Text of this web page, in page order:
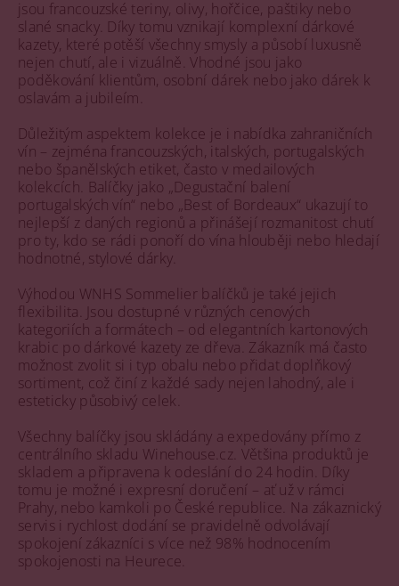
jsou francouzské teriny, olivy, hořčice, paštiky nebo
slané snacky. Díky tomu vznikají komplexní dárkové
kazety, které potěší všechny smysly a působí luxusně
nejen chutí, ale i vizuálně. Vhodné jsou jako
poděkování klientům, osobní dárek nebo jako dárek k
oslavám a jubileím.
Důležitým aspektem kolekce je i nabídka zahraničních
vín – zejména francouzských, italských, portugalských
nebo španělských etiket, často v medailových
kolekcích. Balíčky jako „Degustační balení
portugalských vín“ nebo „Best of Bordeaux“ ukazují to
nejlepší z daných regionů a přinášejí rozmanitost chutí
pro ty, kdo se rádi ponoří do vína hlouběji nebo hledají
hodnotné, stylové dárky.
Výhodou WNHS Sommelier balíčků je také jejich
flexibilita. Jsou dostupné v různých cenových
kategoriích a formátech – od elegantních kartonových
krabic po dárkové kazety ze dřeva. Zákazník má často
možnost zvolit si i typ obalu nebo přidat doplňkový
sortiment, což činí z každé sady nejen lahodný, ale i
esteticky působivý celek.
Všechny balíčky jsou skládány a expedovány přímo z
centrálního skladu Winehouse.cz. Většina produktů je
skladem a připravena k odeslání do 24 hodin. Díky
tomu je možné i expresní doručení – ať už v rámci
Prahy, nebo kamkoli po České republice. Na zákaznický
servis i rychlost dodání se pravidelně odvolávají
spokojení zákazníci s více než 98% hodnocením
spokojenosti na Heurece.